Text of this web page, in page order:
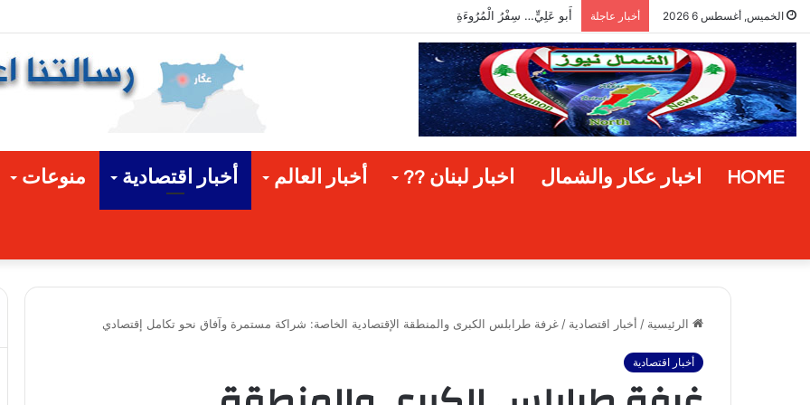
الخميس, أغسطس 6 2026 أخبار عاجلة بيان صادر عن رئيس اتحاد بلديات وسط وساحل القيطع المحامي عبدالرحمن الحسن
HOME اخبار عكار والشمال اخبار لبنان ?? أخبار العالم أخبار اقتصادية منوعات
الرئيسية / أخبار اقتصادية / غرفة طرابلس الكبرى والمنطقة الإقتصادية الخاصة: شراكة مستمرة وآفاق نحو تكامل إقتصادي
أخبار اقتصادية